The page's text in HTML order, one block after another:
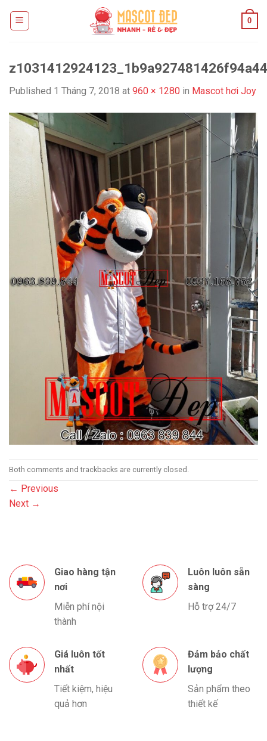
0
Published 1 Tháng 7, 2018 at 960 × 1280 in Mascot hơi Joy
Both comments and trackbacks are currently closed.
← Previous
Next →
Giao hàng tận
nơi
Miễn phí nội
thành
Luôn luôn sẵn
sàng
Hỗ trợ 24/7
Giá luôn tốt
nhất
Tiết kiệm, hiệu
quả hơn
Đảm bảo chất
lượng
Sản phẩm theo
thiết kế